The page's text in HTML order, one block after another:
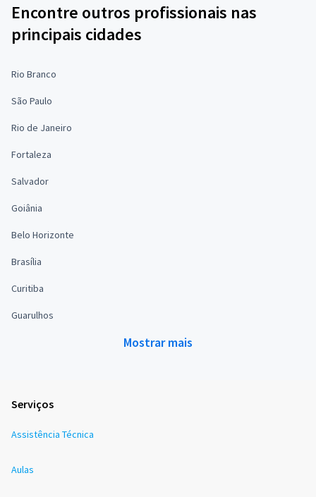
Encontre outros profissionais nas
principais cidades
Rio Branco
São Paulo
Rio de Janeiro
Fortaleza
Salvador
Goiânia
Belo Horizonte
Brasília
Curitiba
Guarulhos
Mostrar mais
Serviços
Assistência Técnica
Aulas